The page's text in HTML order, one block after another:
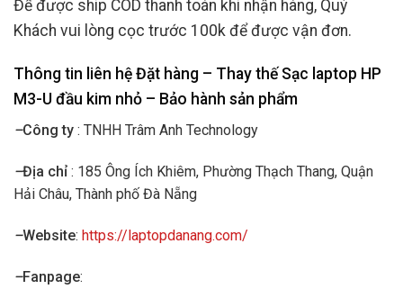
Để được ship COD thanh toán khi nhận hàng, Quý
Khách vui lòng cọc trước 100k để được vận đơn.
Thông tin liên hệ Đặt hàng – Thay thế Sạc laptop HP
M3-U đầu kim nhỏ – Bảo hành sản phẩm
–Công ty : TNHH Trâm Anh Technology
–Địa chỉ : 185 Ông Ích Khiêm, Phường Thạch Thang, Quận
Hải Châu, Thành phố Đà Nẵng
–Website: https://laptopdanang.com/
–Fanpage: